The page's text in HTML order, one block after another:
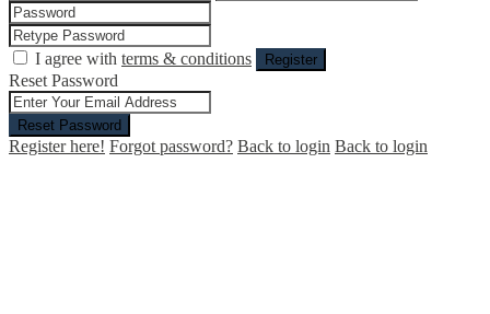
I agree with terms & conditions Register
Reset Password
Reset Password
Register here! Forgot password? Back to login Back to login